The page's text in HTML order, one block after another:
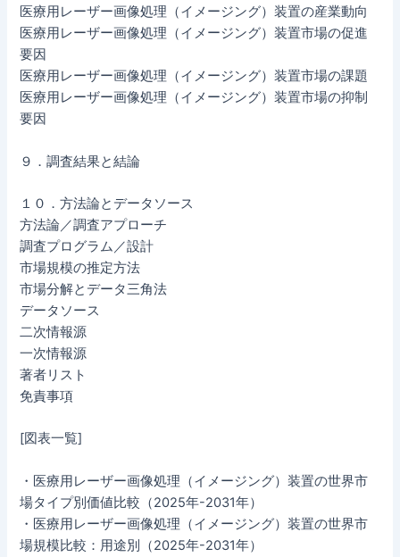
医療用レーザー画像処理（イメージング）装置の産業動向
医療用レーザー画像処理（イメージング）装置市場の促進
要因
医療用レーザー画像処理（イメージング）装置市場の課題
医療用レーザー画像処理（イメージング）装置市場の抑制
要因
９．調査結果と結論
１０．方法論とデータソース
方法論／調査アプローチ
調査プログラム／設計
市場規模の推定方法
市場分解とデータ三角法
データソース
二次情報源
一次情報源
著者リスト
免責事項
[図表一覧]
・医療用レーザー画像処理（イメージング）装置の世界市
場タイプ別価値比較（2025年-2031年）
・医療用レーザー画像処理（イメージング）装置の世界市
場規模比較：用途別（2025年-2031年）